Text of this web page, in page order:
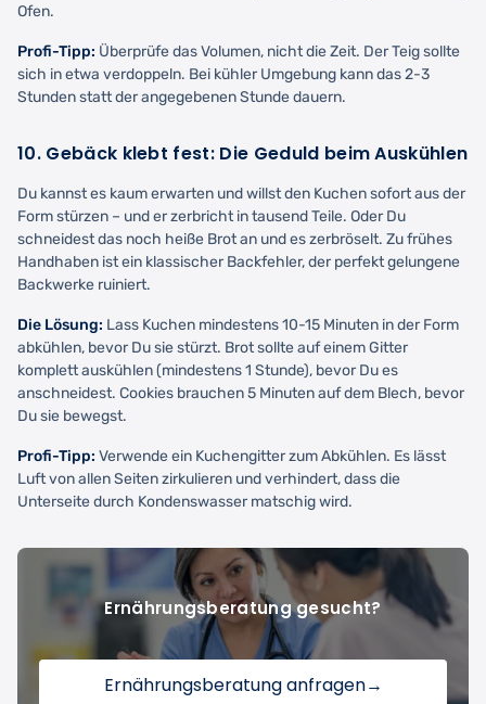
Ofen.
Profi-Tipp: Überprüfe das Volumen, nicht die Zeit. Der Teig sollte
sich in etwa verdoppeln. Bei kühler Umgebung kann das 2-3
Stunden statt der angegebenen Stunde dauern.
10. Gebäck klebt fest: Die Geduld beim Auskühlen
Du kannst es kaum erwarten und willst den Kuchen sofort aus der
Form stürzen – und er zerbricht in tausend Teile. Oder Du
schneidest das noch heiße Brot an und es zerbröselt. Zu frühes
Handhaben ist ein klassischer Backfehler, der perfekt gelungene
Backwerke ruiniert.
Die Lösung: Lass Kuchen mindestens 10-15 Minuten in der Form
abkühlen, bevor Du sie stürzt. Brot sollte auf einem Gitter
komplett auskühlen (mindestens 1 Stunde), bevor Du es
anschneidest. Cookies brauchen 5 Minuten auf dem Blech, bevor
Du sie bewegst.
Profi-Tipp: Verwende ein Kuchengitter zum Abkühlen. Es lässt
Luft von allen Seiten zirkulieren und verhindert, dass die
Unterseite durch Kondenswasser matschig wird.
Ernährungsberatung gesucht?
Ernährungsberatung anfragen→